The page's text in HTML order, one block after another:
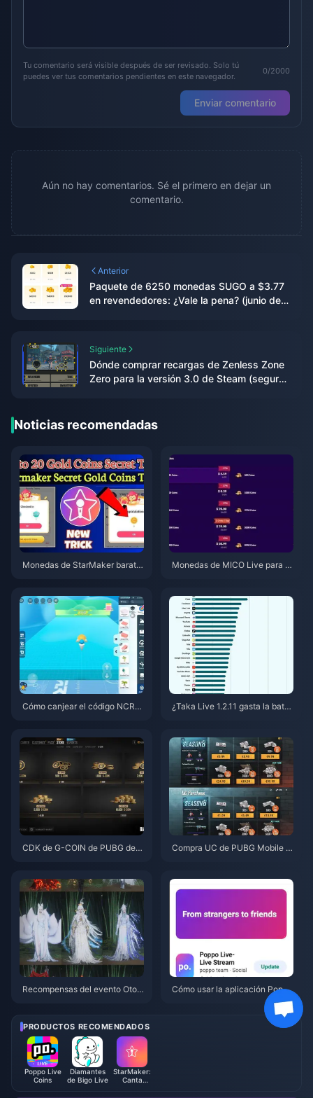
Tu comentario será visible después de ser revisado. Solo tú
puedes ver tus comentarios pendientes en este navegador.
0/2000
Enviar comentario
Aún no hay comentarios. Sé el primero en dejar un
comentario.
Anterior
Paquete de 6250 monedas SUGO a $3.77
en revendedores: ¿Vale la pena? (junio de
Siguiente
Dónde comprar recargas de Zenless Zone
Zero para la versión 3.0 de Steam (seguro
Noticias recomendadas
Monedas de StarMaker barata
ento)
Monedas de MICO Live para M
Cómo canjear el código NCRC
¿Taka Live 1.2.11 gasta la bater
ausas y soluciones
CDK de G-COIN de PUBG de j
43?
Compra UC de PUBG Mobile b
6): costes, mejores paquetes y
recarga segura
Recompensas del evento Otoñ
mpleta, moneda y prioridad
Cómo usar la aplicación Poppo
Live: Guía completa para princi
PRODUCTOS RECOMENDADOS
Poppo Live
Coins
Diamantes
de Bigo Live
StarMaker:
Canta